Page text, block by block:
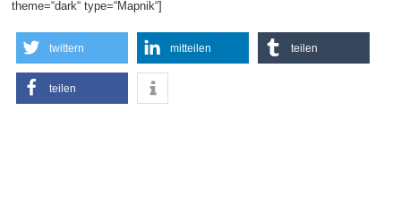
theme=“dark“ type=“Mapnik“]
twittern mitteilen teilen
teilen